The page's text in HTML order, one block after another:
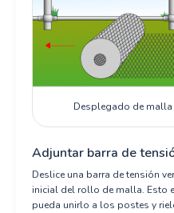
Desplegado de
Adjuntar barra de
Deslice una barra de tensión
inicial del rollo de malla. Esto
pueda unirlo a los postes y